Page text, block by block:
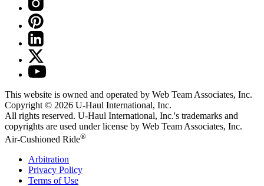
This website is owned and operated by Web Team Associates, Inc.
Copyright © 2026 U-Haul International, Inc.
All rights reserved. U-Haul International, Inc.'s trademarks and
copyrights are used under license by Web Team Associates, Inc.
Air-Cushioned Ride®
Arbitration
Privacy Policy
Terms of Use